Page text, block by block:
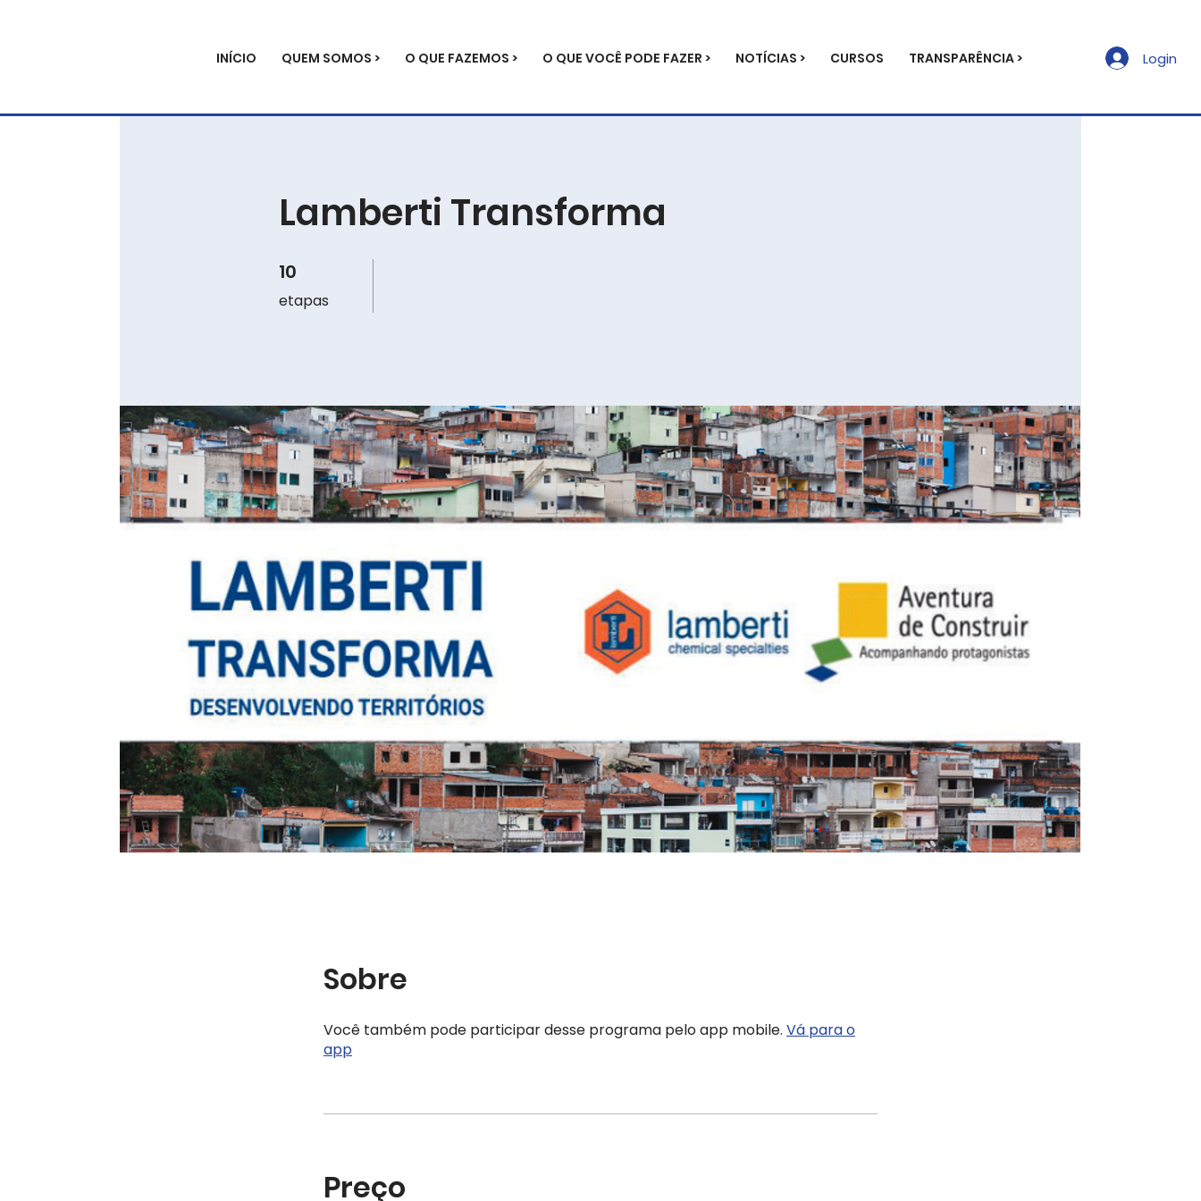
Login
INÍCIO QUEM SOMOS > O QUE FAZEMOS > O QUE VOCÊ PODE FAZER > NOTÍCIAS > CURSOS TRANSPARÊNCIA >
Lamberti Transforma
10
etapas
10 etapas
Sobre
Você também pode participar desse programa pelo app mobile. Vá para o
app
Preço